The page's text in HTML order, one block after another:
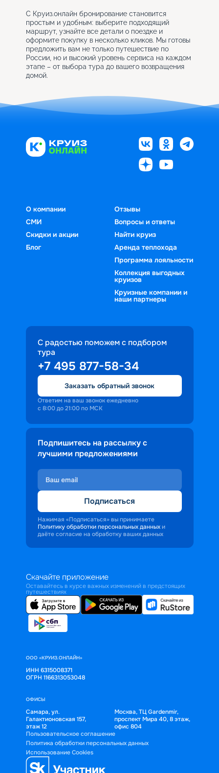
С Круиз.онлайн бронирование становится
простым и удобным: выберите подходящий
маршрут, узнайте все детали о поездке и
оформите покупку в несколько кликов. Мы готовы
предложить вам не только путешествие по
России, но и высокий уровень сервиса на каждом
этапе – от выбора тура до вашего возвращения
домой.
О компании
СМИ
Скидки и акции
Блог
Отзывы
Вопросы и ответы
Найти круиз
Аренда теплохода
Программа лояльности
Коллекция выгодных
круизов
Круизные компании и
наши партнеры
С радостью поможем с подбором
тура
+7 495 877-58-34
Заказать обратный звонок
Ответим на ваш звонок ежедневно
с 8:00 до 21:00 по МСК
Подпишитесь на рассылку с
лучшими предложениями
Подписаться
Нажимая «Подписаться» вы принимаете
Политику обработки персональных данных и
даёте согласие на обработку ваших данных
Скачайте приложение
Оставайтесь в курсе важных изменений в предстоящих
путешествиях
ООО «КРУИЗ.ОНЛАЙН»
ИНН 6315008371
ОГРН 1166313053048
ОФИСЫ
Самара, ул.
Галактионовская 157,
этаж 12
Москва, ТЦ Gardenmir,
проспект Мира 40, 8 этаж,
офис 804
Пользовательское соглашение
Политика обработки персональных данных
Использование Cookies